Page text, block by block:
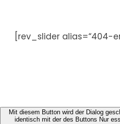
springen[rev_slider alias=“404-
Mit diesem Button wird der Dialog
identisch mit der des Buttons Nur